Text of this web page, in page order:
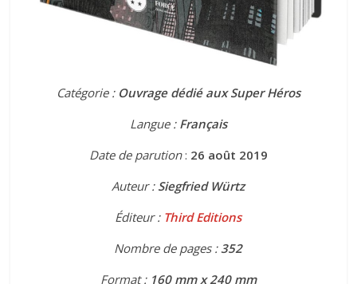
Catégorie : Ouvrage dédié aux Super Héros
Langue : Français
Date de parution: 26 août 2019
Auteur : Siegfried Würtz
Éditeur : Third Editions
Nombre de pages : 352
Format : 160 mm x 240 mm